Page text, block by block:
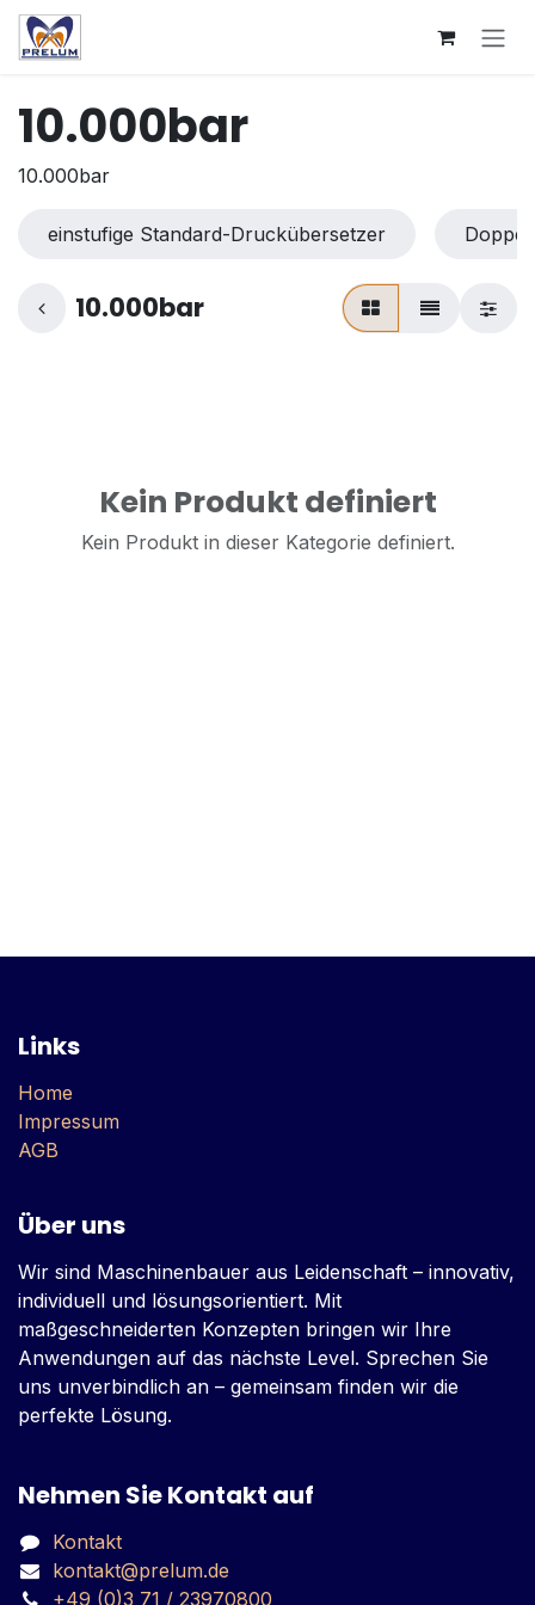
Zum Inhalt springen
10.000bar
10.000bar
einstufige Standard-Druckübersetzer
10.000bar
Kein Produkt definiert
Kein Produkt in dieser Kategorie definiert.
Links
Home
Impressum
AGB
Über uns
Wir sind Maschinenbauer aus Leidenschaft – innovativ,
individuell und lösungsorientiert. Mit
maßgeschneiderten Konzepten bringen wir Ihre
Anwendungen auf das nächste Level. Sprechen Sie
uns unverbindlich an – gemeinsam finden wir die
perfekte Lösung.
Nehmen Sie Kontakt auf
Kontakt
kontakt@prelum.de
+49 (0)3 71 / 23970800